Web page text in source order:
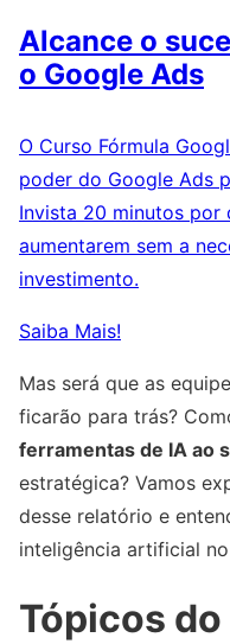
Alcance o
o Google Ads
O Curso Fórmula
poder do Google Ads
Invista 20 minutos por
aumentarem sem a
investimento.
Saiba Mais!
Mas será que as
ficarão para trás?
ferramentas de IA ao
estratégica? Vamos
desse relatório e
inteligência artificial
Tópicos